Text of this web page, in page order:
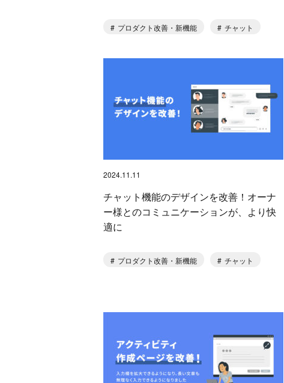
プロダクト改善・新機能 チャット
2024.11.11
チャット機能のデザインを改善！オーナ
ー様とのコミュニケーションが、より快
適に
プロダクト改善・新機能 チャット